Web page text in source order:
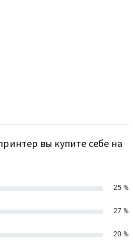
вы купите себе на
25 %
27 %
20 %